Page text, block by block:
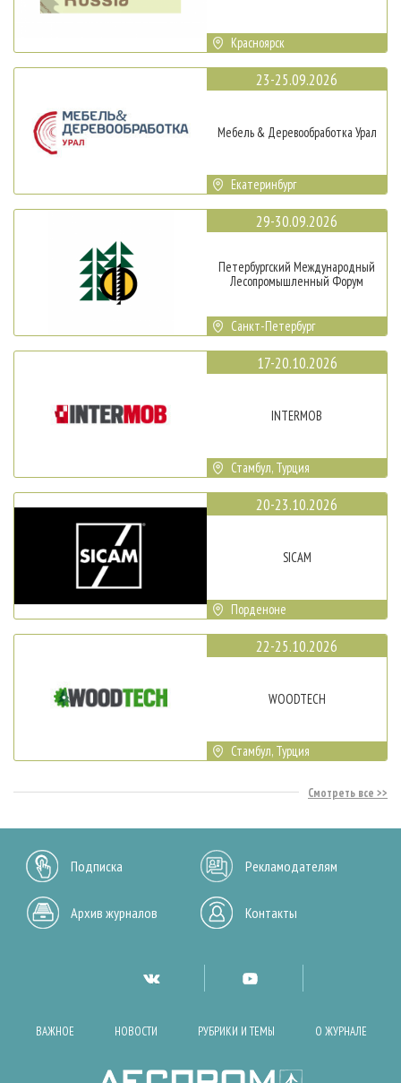
Красноярск
23-25.09.2026
Мебель & Деревообработка Урал
Екатеринбург
29-30.09.2026
Петербургский Международный
Лесопромышленный Форум
Санкт-Петербург
17-20.10.2026
INTERMOB
Стамбул, Турция
20-23.10.2026
SICAM
Порденоне
22-25.10.2026
WOODTECH
Стамбул, Турция
Смотреть все
Подписка Рекламодателям
Архив журналов Контакты
ВАЖНОЕ НОВОСТИ РУБРИКИ И ТЕМЫ О ЖУРНАЛЕ